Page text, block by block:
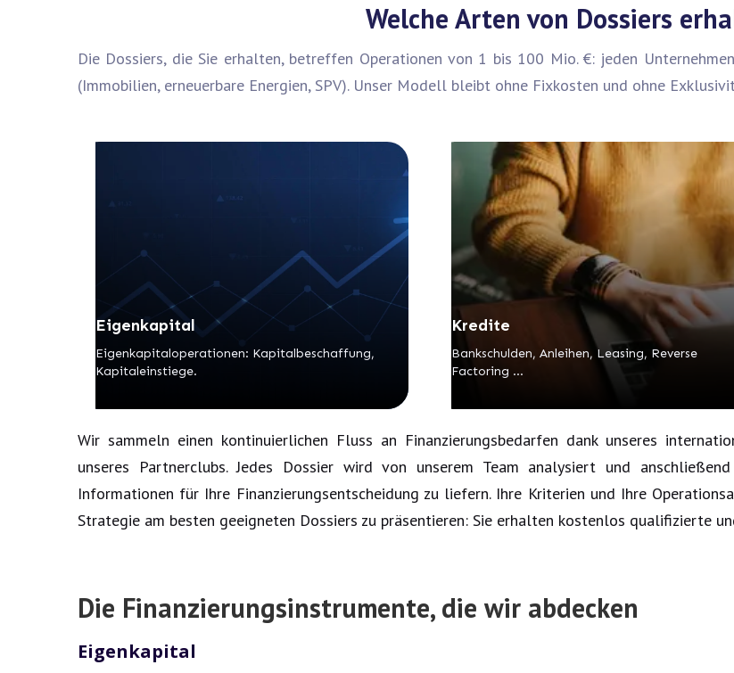
Welche Arten von Dossiers
Die Dossiers, die Sie erhalten, betreffen Operationen von 1 bis 100 Mio. €: jeden
(Immobilien, erneuerbare Energien, SPV). Unser Modell bleibt ohne Fixkosten und ohne
Eigenkapital
Eigenkapitaloperationen: Kapitalbeschaffung,
Kapitaleinstiege.
Kredite
Bankschulden, Anleihen, Leasing, Reverse
Factoring …
Wir sammeln einen kontinuierlichen Fluss an Finanzierungsbedarfen dank unseres
unseres Partnerclubs. Jedes Dossier wird von unserem Team analysiert und
Informationen für Ihre Finanzierungsentscheidung zu liefern. Ihre Kriterien und Ihre
Strategie am besten geeigneten Dossiers zu präsentieren: Sie erhalten kostenlos qualifizierte
Die Finanzierungsinstrumente, die wir abdecken
Eigenkapital